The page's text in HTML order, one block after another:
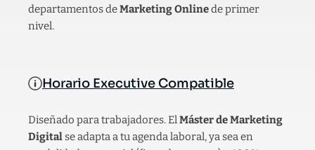
departamentos deMarketing Onlinede primer
nivel.
Horario Executive Compatible
Diseñado para trabajadores. ElMáster de Marketing
Digital se adapta a tu agenda laboral, ya sea en